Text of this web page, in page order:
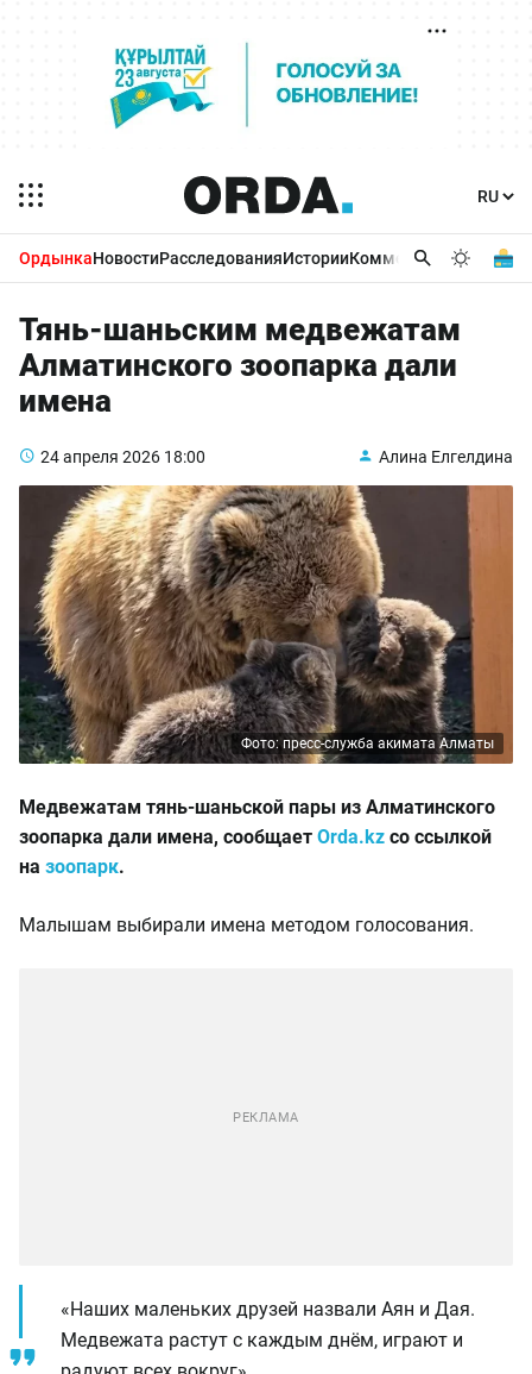
ОрдынкаНовостиРасследованияИсторииКомментарииБизнес
Тянь-шаньским медвежатам
Алматинского зоопарка дали
имена
24 апреля 2026 18:00 Алина Елгелдина
Фото: пресс-служба акимата Алматы
Медвежатам тянь-шаньской пары из Алматинского
зоопарка дали имена, сообщает Orda.kz со ссылкой
на зоопарк.
Малышам выбирали имена методом голосования.
«Наших маленьких друзей назвали Аян и Дая.
Медвежата растут с каждым днём, играют и